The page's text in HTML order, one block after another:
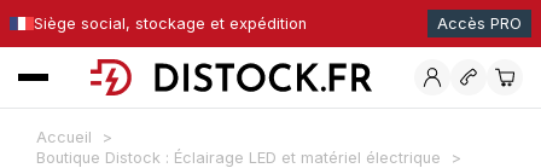
Siège social, stockage et expédition Accès PRO
Accueil
Boutique Distock : Éclairage LED et matériel électrique